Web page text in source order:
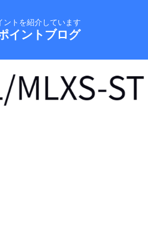
ントを紹介しています
イントブログ